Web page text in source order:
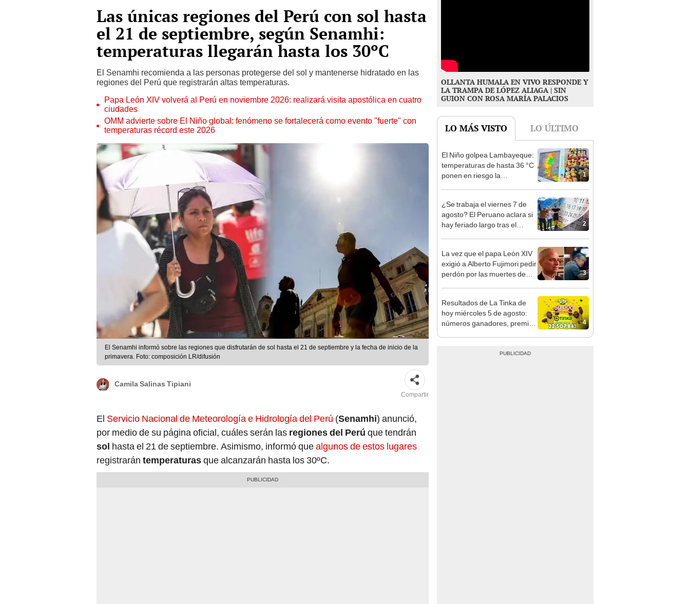
Las únicas regiones del Perú con sol hasta
el 21 de septiembre, según Senamhi:
temperaturas llegarán hasta los 30ºC
El Senamhi recomienda a las personas protegerse del sol y mantenerse hidratado en las
regiones del Perú que registrarán altas temperaturas.
Papa León XIV volverá al Perú en noviembre 2026: realizará visita apostólica en cuatro
ciudades
OMM advierte sobre El Niño global: fenómeno se fortalecerá como evento "fuerte" con
temperaturas récord este 2026
El Senamhi informó sobre las regiones que disfrutarán de sol hasta el 21 de septiembre y la fecha de inicio de la
primavera. Foto: composición LR/difusión
Camila Salinas Tipiani
Compartir
El Servicio Nacional de Meteorología e Hidrología del Perú (Senamhi) anunció,
por medio de su página oficial, cuáles serán las regiones del Perú que tendrán
sol hasta el 21 de septiembre. Asimismo, informó quealgunos de estos lugares
registrarán temperaturasque alcanzarán hasta los 30ºC.
OLLANTA HUMALA EN VIVO RESPONDE Y
LA TRAMPA DE LÓPEZ ALIAGA | SIN
GUION CON ROSA MARÍA PALACIOS
LO MÁS VISTO LO ÚLTIMO
1
El Niño golpea Lambayeque:
temperaturas de hasta 36 °C
ponen en riesgo la
2
¿Se trabaja el viernes 7 de
agosto? El Peruano aclara si
hay feriado largo tras el
3
La vez que el papa León XIV
exigió a Alberto Fujimori pedir
perdón por las muertes de
4
Resultados de La Tinka de
hoy miércoles 5 de agosto:
números ganadores, premios